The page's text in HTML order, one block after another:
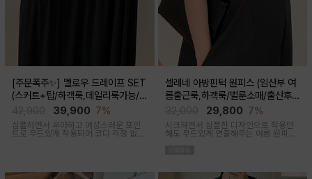
[주문폭주✨] 멜로우 드레이프 SET
(스커트+탑/하객룩,데일리룩가능/
임산부,출산후 착용가능)
39,900 7%
심플하면서 우아하고 여성스러운 포인
트로 무드있게 착용되어 코디 걱정 없는
셀레네 아방핀턱 원피스 (임산부 여
름출근룩,하객룩/벌룬소매/출산후
29,800 7%
시크하면서 심플한 디자인으로 착용만
해도 무드있게 연출해주는 여름 원피스